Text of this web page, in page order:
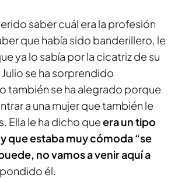
saber cuál era la profesión
que había sido banderillero, le
ya lo sabía por la cicatriz de su
se ha sorprendido
también se ha alegrado porque
a una mujer que también le
Ella le ha dicho queera un tipo
que estaba muy cómoda “se
no vamos a venir aquí a
él.